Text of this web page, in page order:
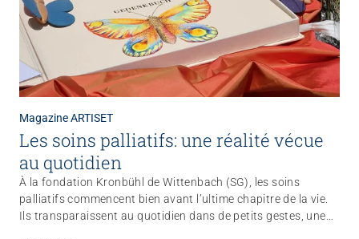
Magazine ARTISET
Les soins palliatifs: une réalité vécue
au quotidien
À la fondation Kronbühl de Wittenbach (SG), les soins
palliatifs commencent bien avant l’ultime chapitre de la vie.
Ils transparaissent au quotidien dans de petits gestes, une